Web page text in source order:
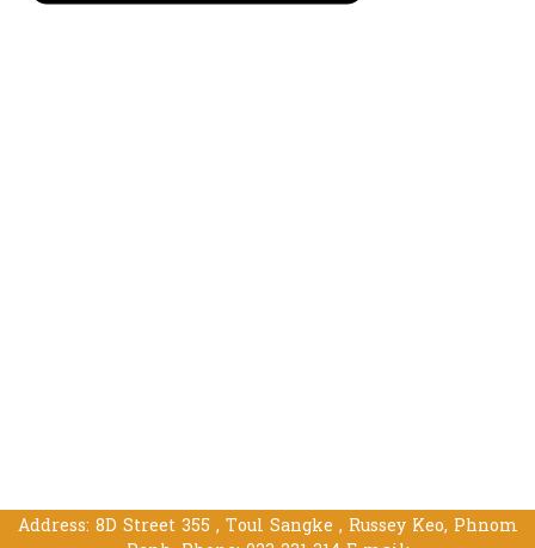
Address: 8D Street 355 , Toul Sangke , Russey Keo, Phnom